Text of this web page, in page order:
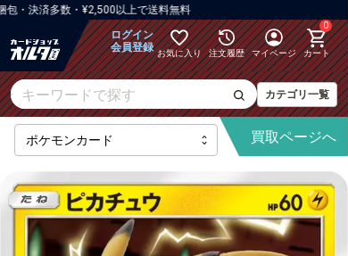
済多数・¥2,500以上で送料無料
ログイン
会員登録 お気に入り 注文履歴 マイページ
0
カート
カテゴリ一覧
[M6]ストームエメラルダ
買取ページへ